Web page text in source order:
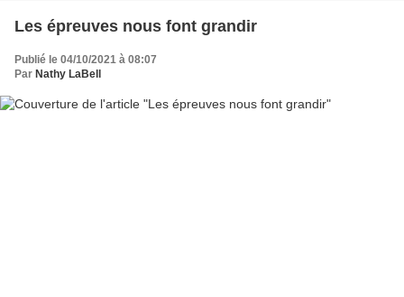
Les épreuves nous font grandir
Publié le 04/10/2021 à 08:07
Par Nathy LaBell